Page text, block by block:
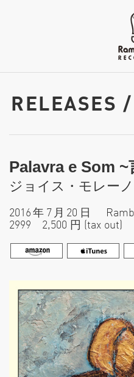
RELEASES
Palavra e Som ~
ジョイス・モレーノ
2016年7月20日
2999 2,500 円 (tax out)